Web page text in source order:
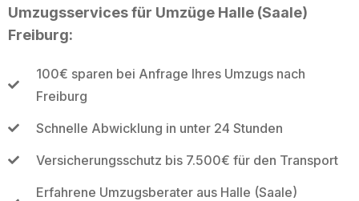
Umzugsservices für Umzüge Halle (Saale)
Freiburg:
100€ sparen bei Anfrage Ihres Umzugs nach
Freiburg
Schnelle Abwicklung in unter 24 Stunden
Versicherungsschutz bis 7.500€ für den Transport
Erfahrene Umzugsberater aus Halle (Saale)